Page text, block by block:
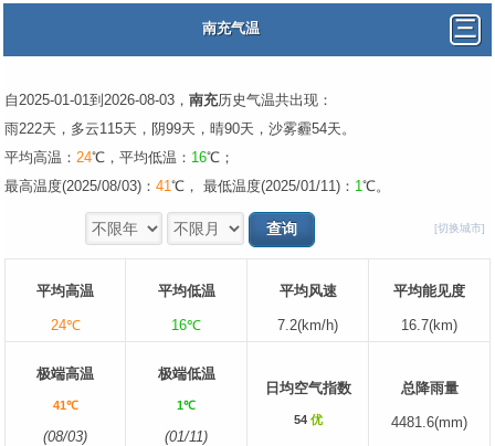
南充气温
自2025-01-01到2026-08-03， 南充历史气温共出现：
雨222天，多云115天，阴99天，晴90天，沙雾霾54天。
平均高温： 24℃，平均低温： 16℃；
最高温度(2025/08/03)： 41℃， 最低温度(2025/01/11)： 1℃。
[切换城市]
平均高温
24℃
平均低温
16℃
平均风速
7.2(km/h)
平均能见度
16.7(km)
极端高温
41℃
(08/03)
极端低温
1℃
(01/11)
日均空气指数
54 优
总降雨量
4481.6(mm)